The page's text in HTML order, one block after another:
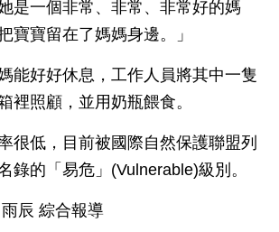
是一個非常、非常、非常好的媽
寶寶留在了媽媽身邊。」
能好好休息，工作人員將其中一隻
裡照顧，並用奶瓶餵食。
很低，目前被國際自然保護聯盟列
錄的「易危」(Vulnerable)級別。
辰 綜合報導